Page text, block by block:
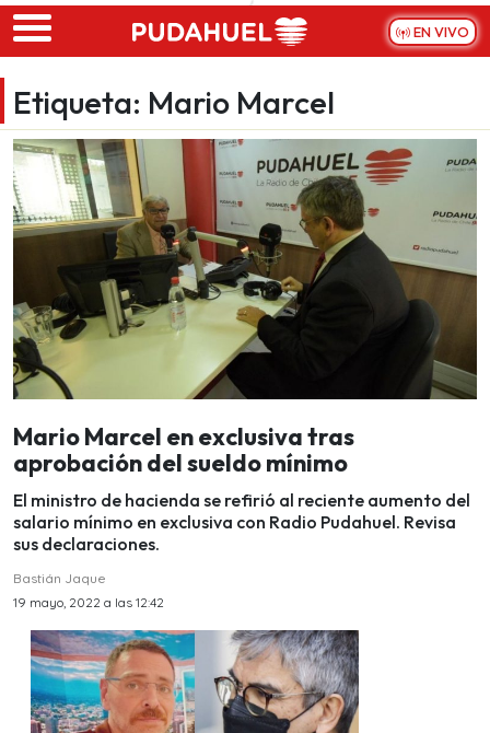
Skip to main content
EN VIVO
Etiqueta: Mario Marcel
Mario Marcel en exclusiva tras
aprobación del sueldo mínimo
El ministro de hacienda se refirió al reciente aumento del
salario mínimo en exclusiva con Radio Pudahuel. Revisa
sus declaraciones.
Bastián Jaque
19 mayo, 2022 a las 12:42